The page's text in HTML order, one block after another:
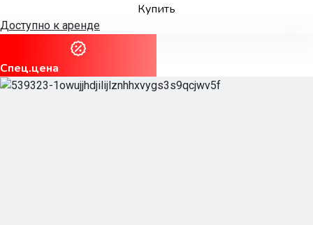
Купить
Доступно к аренде
Спец.цена